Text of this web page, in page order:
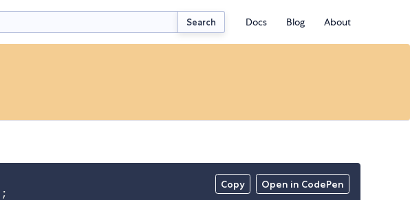
Search Docs Blog About
Copy Open in CodePen
;